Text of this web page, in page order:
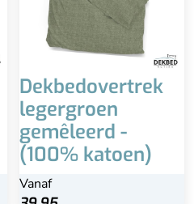
Dekbedovertrek
legergroen
gemêleerd -
(100% katoen)
Vanaf